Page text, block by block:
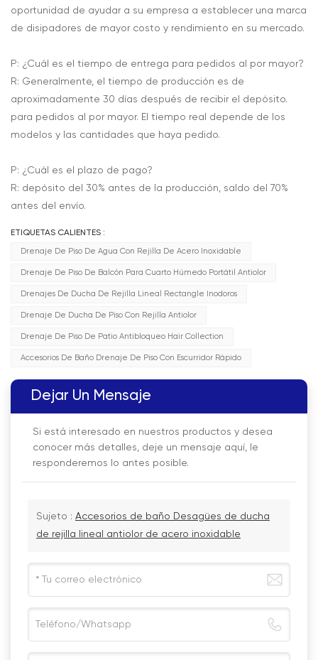
oportunidad de ayudar a su empresa a establecer una marca
de disipadores de mayor costo y rendimiento en su mercado.
P: ¿Cuál es el tiempo de entrega para pedidos al por mayor?
R: Generalmente, el tiempo de producción es de
aproximadamente 30 días después de recibir el depósito.
para pedidos al por mayor. El tiempo real depende de los
modelos y las cantidades que haya pedido.
P: ¿Cuál es el plazo de pago?
R: depósito del 30% antes de la producción, saldo del 70%
antes del envío.
ETIQUETAS CALIENTES :
Drenaje De Piso De Agua Con Rejilla De Acero Inoxidable
Drenaje De Piso De Balcón Para Cuarto Húmedo Portátil Antiolor
Drenajes De Ducha De Rejilla Lineal Rectangle Inodoros
Drenaje De Ducha De Piso Con Rejilla Antiolor
Drenaje De Piso De Patio Antibloqueo Hair Collection
Accesorios De Baño Drenaje De Piso Con Escurridor Rápido
Dejar Un Mensaje
Si está interesado en nuestros productos y desea
conocer más detalles, deje un mensaje aquí, le
responderemos lo antes posible.
Sujeto : Accesorios de baño Desagües de ducha
de rejilla lineal antiolor de acero inoxidable